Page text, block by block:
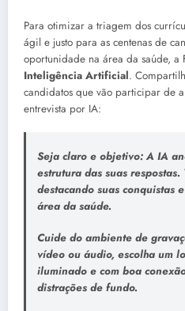
Para otimizar a triagem dos
ágil e justo para as centenas de
oportunidade na área da saúde, a
Inteligência Artificial.
candidatos que vão participar de
entrevista por IA:
Seja claro e objetivo:A IA
estrutura das suas
destacando suas conquistas
área da saúde.
Cuide do ambiente de
vídeo ou áudio, escolha um
iluminado e com boa
distrações de fundo.